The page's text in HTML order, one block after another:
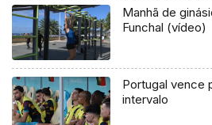
Manhã de
Funchal (vídeo)
Portugal vence
intervalo